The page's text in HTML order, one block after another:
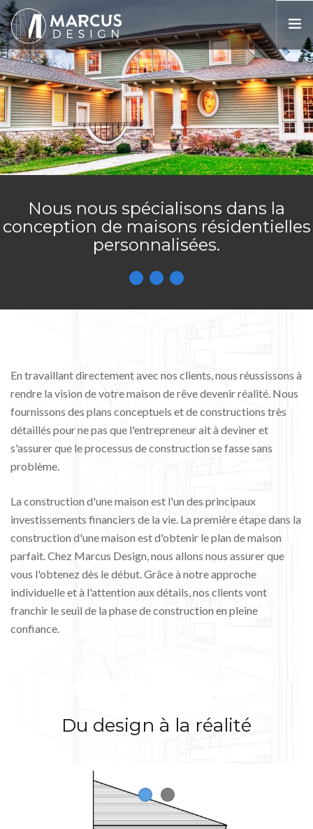
VOICI MARCUS
PROCESSUS
PROJETS
PRIX
CONTACT
Nous nous spécialisons dans la
conception de maisons résidentielles
personnalisées.
En travaillant directement avec nos clients, nous réussissons à
rendre la vision de votre maison de rêve devenir réalité. Nous
fournissons des plans conceptuels et de constructions très
détaillés pour ne pas que l'entrepreneur ait à deviner et
s'assurer que le processus de construction se fasse sans
problème.
La construction d'une maison est l'un des principaux
investissements financiers de la vie. La première étape dans la
construction d'une maison est d'obtenir le plan de maison
parfait. Chez Marcus Design, nous allons nous assurer que
vous l'obtenez dès le début. Grâce à notre approche
individuelle et à l'attention aux détails, nos clients vont
franchir le seuil de la phase de construction en pleine
confiance.
Du design à la réalité